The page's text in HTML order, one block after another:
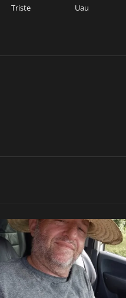
Triste Uau